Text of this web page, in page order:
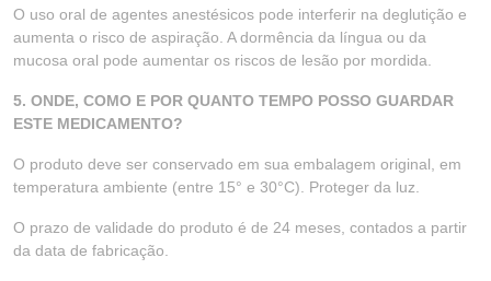
O uso oral de agentes anestésicos pode interferir na deglutição e
aumenta o risco de aspiração. A dormência da língua ou da
mucosa oral pode aumentar os riscos de lesão por mordida.
5. ONDE, COMO E POR QUANTO TEMPO POSSO GUARDAR
ESTE MEDICAMENTO?
O produto deve ser conservado em sua embalagem original, em
temperatura ambiente (entre 15° e 30°C). Proteger da luz.
O prazo de validade do produto é de 24 meses, contados a partir
da data de fabricação.